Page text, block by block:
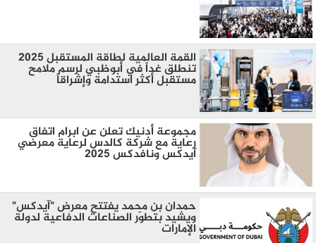
القمة العالمية لطاقة المستقبل 2025
تنطلق غداً في أبوظبي لرسم ملامح
مستقبل أكثر استدامة وإشراقاً
مجموعة أدنيك تعلن عن ابرام اتفاق
رعاية مع شركة كالدس لرعاية معرضي
آيدكس ونافدكس 2025
حمدان بن محمد يفتتح معرض "آيدكس"
ويشيد بتطوّر الصناعات الدفاعية لدولة
الإمارات